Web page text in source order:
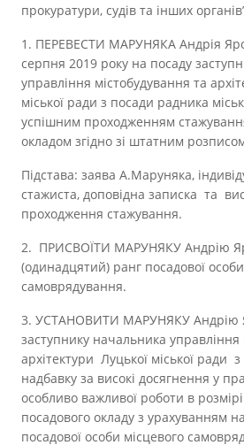
прокуратури, судів та інших
1. ПЕРЕВЕСТИ МАРУНЯКА Андрія
серпня 2019 року на посаду
управління містобудування та
міської ради з посади радника
успішним проходженням
окладом згідно зі штатним
Підстава: заява А.Маруняка,
стажиста, доповідна записка та
проходження стажування.
2. ПРИСВОЇТИ МАРУНЯКУ Андрію
(одинадцятий) ранг посадової
самоврядування.
3. УСТАНОВИТИ МАРУНЯКУ Андрію
заступнику начальника управління
архітектури Луцької міської ради
надбавку за високі досягнення у
особливо важливої роботи в розмірі
посадового окладу з урахуванням
посадової особи місцевого